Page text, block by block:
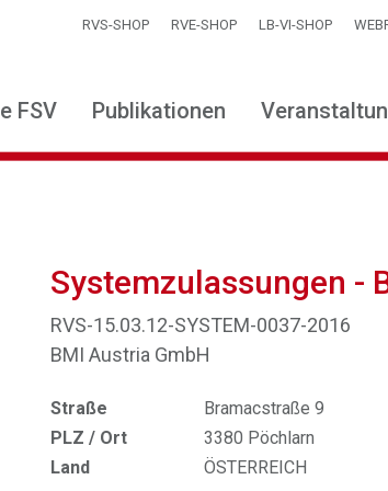
RVS-SHOP RVE-SHOP LB-VI-SHOP
FSV Publikationen
Systemzulassungen -
RVS-15.03.12-SYSTEM-0037-2016
BMI Austria GmbH
Straße
Bramacstraße 9
PLZ / Ort
3380 Pöchlarn
Land
ÖSTERREICH